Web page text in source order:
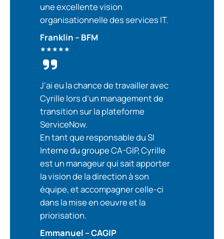
une excellente vision
organisationnelle des services IT.
Franklin – BFM
★★★★★
J‘ai eu la chance de travailler avec
Cyrille lors d’un management de
transition sur la plateforme
ServiceNow.
En tant que responsable du SI
Interne du groupe CA-GIP, Cyrille
est un manageur qui sait apporter
la vision de la direction à son
équipe, et accompagner celle-ci
dans la mise en oeuvre et la
priorisation.
Emmanuel – CAGIP